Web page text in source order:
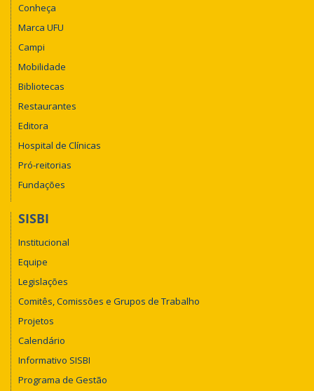
Conheça
Marca UFU
Campi
Mobilidade
Bibliotecas
Restaurantes
Editora
Hospital de Clínicas
Pró-reitorias
Fundações
SISBI
Institucional
Equipe
Legislações
Comitês, Comissões e Grupos de Trabalho
Projetos
Calendário
Informativo SISBI
Programa de Gestão